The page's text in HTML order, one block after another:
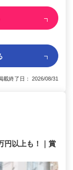
終了日： 2026/08/31
円以上も！｜賞